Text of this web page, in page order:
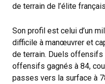
de terrain de l’élite
Son profil est celui d’un
difficile à manœuvrer et
de terrain. Duels
offensifs gagnés à 84,
passes vers la surface à